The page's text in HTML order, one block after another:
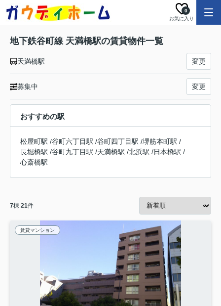
お気に入り
0
地下鉄谷町線 天満橋駅の賃貸物件一覧
天満橋駅 変更
募集中 変更
おすすめの駅
松屋町駅 /谷町六丁目駅 /谷町四丁目駅 /堺筋本町駅 /
長堀橋駅 /谷町九丁目駅 /天満橋駅 /北浜駅 /日本橋駅 /
心斎橋駅
7棟 21件
賃貸マンション